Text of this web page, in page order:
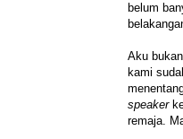
belum
Aku
kami
speaker
remaja.